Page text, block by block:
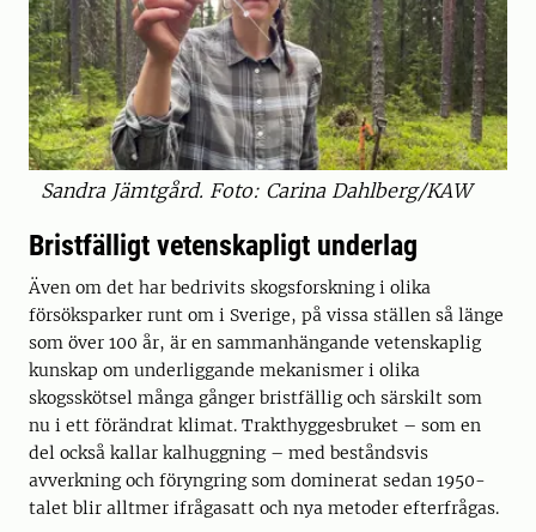
Sandra Jämtgård. Foto: Carina Dahlberg/KAW
Bristfälligt vetenskapligt underlag
Även om det har bedrivits skogsforskning i olika
försöksparker runt om i Sverige, på vissa ställen så länge
som över 100 år, är en sammanhängande vetenskaplig
kunskap om underliggande mekanismer i olika
skogsskötsel många gånger bristfällig och särskilt som
nu i ett förändrat klimat. Trakthyggesbruket – som en
del också kallar kalhuggning – med beståndsvis
avverkning och föryngring som dominerat sedan 1950-
talet blir alltmer ifrågasatt och nya metoder efterfrågas.